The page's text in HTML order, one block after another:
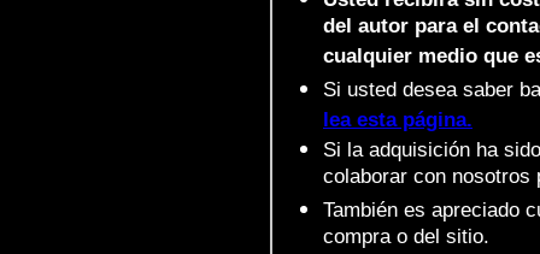
del autor para el
cualquier medio que
Si usted desea saber
lea esta página.
Si la adquisición ha
colaborar con
También es apreciado
compra o del sitio.